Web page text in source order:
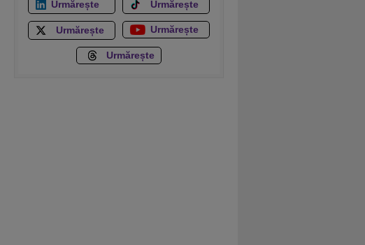
Urmărește Urmărește
Urmărește Urmărește
Urmărește